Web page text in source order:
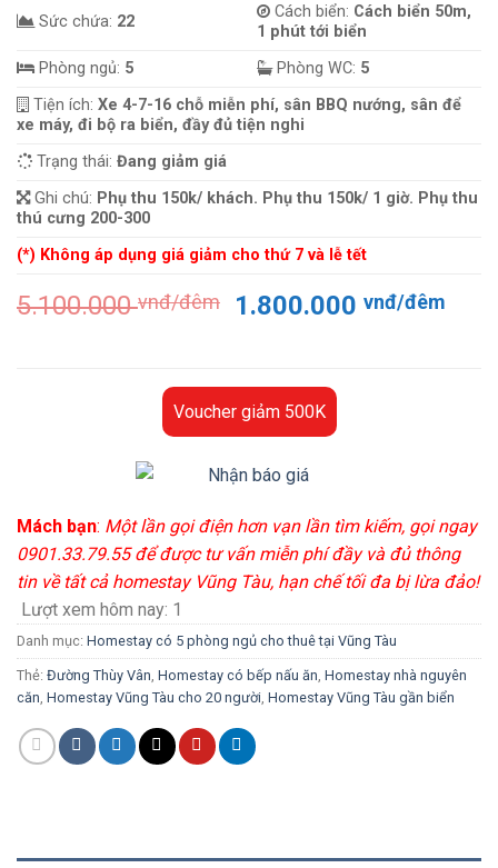
Sức chứa: 22
Cách biển: Cách biển 50m,
1 phút tới biển
Phòng ngủ: 5 Phòng WC: 5
Tiện ích: Xe 4-7-16 chỗ miễn phí, sân BBQ nướng, sân để
xe máy, đi bộ ra biển, đầy đủ tiện nghi
Trạng thái: Đang giảm giá
Ghi chú: Phụ thu 150k/ khách. Phụ thu 150k/ 1 giờ. Phụ thu
thú cưng 200-300
(*) Không áp dụng giá giảm cho thứ 7 và lễ tết
5.100.000vnđ/đêm
Giá
5.100.000 vnđ/
đêm.
1.800.000vnđ/đêm
Voucher giảm 500K
Mách bạn: Một lần gọi điện hơn vạn lần tìm kiếm, gọi ngay
0901.33.79.55 để được tư vấn miễn phí đầy và đủ thông
tin về tất cả homestay Vũng Tàu, hạn chế tối đa bị lừa đảo!
Lượt xem hôm nay: 1
Danh mục: Homestay có 5 phòng ngủ cho thuê tại Vũng Tàu
Thẻ: Đường Thùy Vân Homestay có bếp nấu ăn Homestay nhà nguyên
căn Homestay Vũng Tàu cho 20 người Homestay Vũng Tàu gần biển